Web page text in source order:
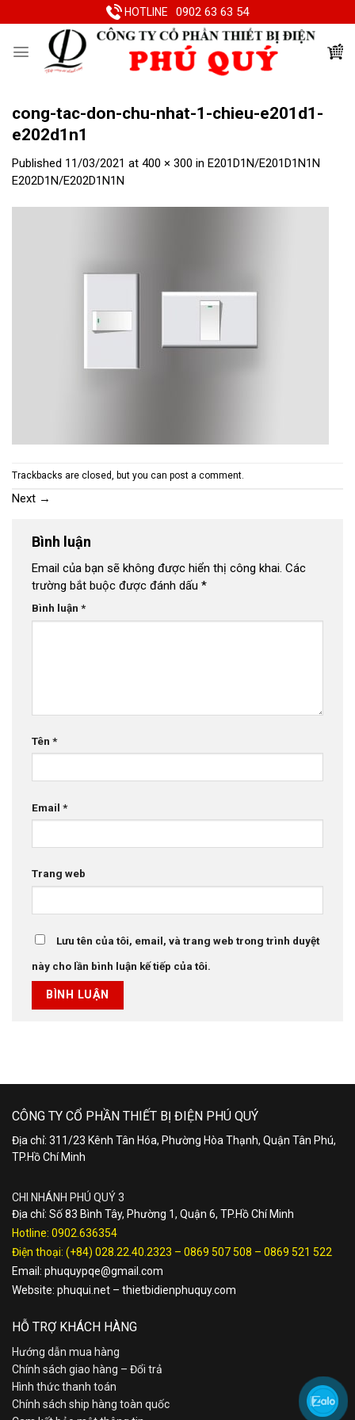
to
HOTLINE 0902 63 63 54
cong-tac-don-chu-nhat-1-chieu-e201d1-
e202d1n1
Published 11/03/2021 at 400 × 300 in E201D1N/E201D1N1N
E202D1N/E202D1N1N
Trackbacks are closed, but you can post a comment
Next →
Bình luận
Email của bạn sẽ không được hiển thị công khai. Các
trường bắt buộc được đánh dấu *
Bình luận *
Tên *
Email *
Trang web
Lưu tên của tôi, email, và trang web trong trình duyệt
này cho lần bình luận kế tiếp của tôi.
CÔNG TY CỔ PHẦN THIẾT BỊ ĐIỆN PHÚ QUÝ
Địa chỉ: 311/23 Kênh Tân Hóa, Phường Hòa Thạnh, Quận Tân Phú,
TP.Hồ Chí Minh
CHI NHÁNH PHÚ QUÝ 3
Địa chỉ: Số 83 Bình Tây, Phường 1, Quận 6, TP.Hồ Chí Minh
Hotline: 0902.636354
Điện thoại: (+84) 028.22.40.2323 – 0869 507 508 – 0869 521 522
Email: phuquypqe@gmail.com
Website: phuqui.net – thietbidienphuquy.com
HỖ TRỢ KHÁCH HÀNG
Hướng dẫn mua hàng
Chính sách giao hàng – Đổi trả
Hình thức thanh toán
Chính sách ship hàng toàn quốc